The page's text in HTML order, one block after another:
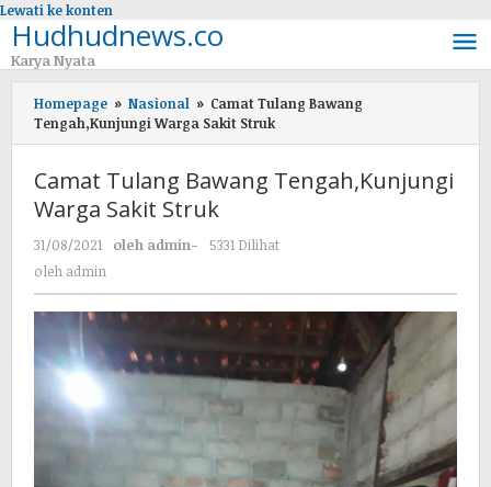
Lewati ke konten
Hudhudnews.co
Karya Nyata
Homepage » Nasional » Camat Tulang Bawang
Tengah,Kunjungi Warga Sakit Struk
Camat Tulang Bawang Tengah,Kunjungi
Warga Sakit Struk
31/08/2021 oleh admin-
5331 Dilihat
oleh admin